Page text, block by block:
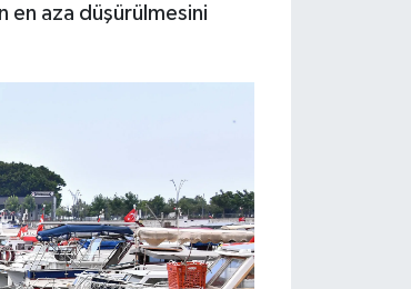
en aza düşürülmesini